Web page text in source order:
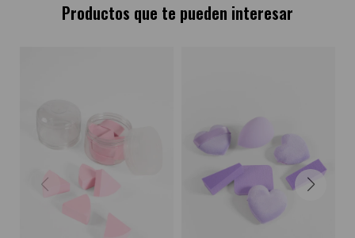
Productos que te pueden interesar